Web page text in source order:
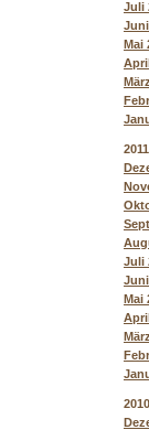
Juli
Mai
2011
Juli
Mai
2010